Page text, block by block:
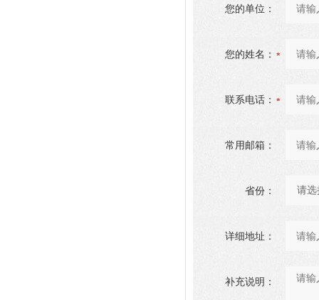
您的单位：
您的姓名：
联系电话：
常用邮箱：
省份：
详细地址：
补充说明：